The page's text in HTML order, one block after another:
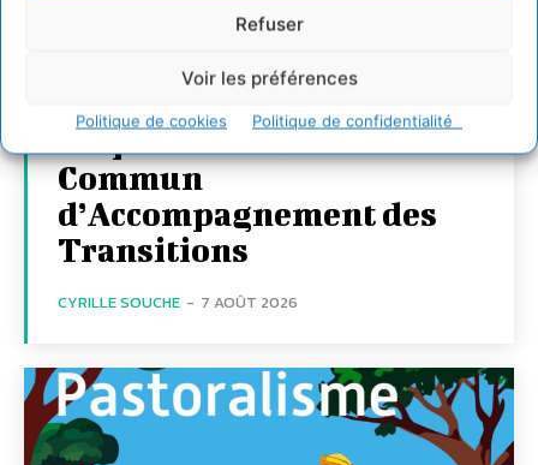
Refuser
Voir les préférences
Politique de cookies Politique de confidentialité
Transformer les
territoires par le
dialogue et la
coopération avec un
Commun
d’Accompagnement des
Transitions
CYRILLE SOUCHE - 7 AOÛT 2026